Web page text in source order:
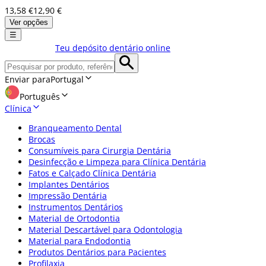
13,58 €12,90 €
Ver opções
☰
Teu depósito dentário online
Enviar paraPortugal
Português
Clínica
Branqueamento Dental
Brocas
Consumíveis para Cirurgia Dentária
Desinfecção e Limpeza para Clínica Dentária
Fatos e Calçado Clínica Dentária
Implantes Dentários
Impressão Dentária
Instrumentos Dentários
Material de Ortodontia
Material Descartável para Odontologia
Material para Endodontia
Produtos Dentários para Pacientes
Profilaxia